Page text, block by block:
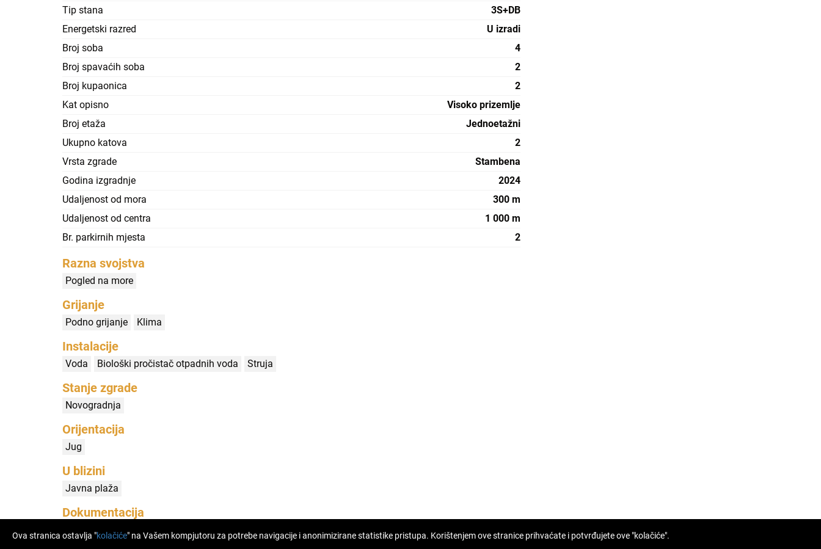
Tip stana
3S+DB
Energetski razred
U izradi
Broj soba
4
Broj spavaćih soba
2
Broj kupaonica
2
Kat opisno
Visoko prizemlje
Broj etaža
Jednoetažni
Ukupno katova
2
Vrsta zgrade
Stambena
Godina izgradnje
2024
Udaljenost od mora
300 m
Udaljenost od centra
1 000 m
Br. parkirnih mjesta
2
Razna svojstva
Pogled na more
Grijanje
Podno grijanje Klima
Instalacije
Voda Biološki pročistač otpadnih voda Struja
Stanje zgrade
Novogradnja
Orijentacija
Jug
U blizini
Javna plaža
Dokumentacija
Građevinska dozvola Vlasnički list
Ova stranica ostavlja "kolačiće" na Vašem kompjutoru za potrebe navigacije i anonimizirane statistike pristupa. Korištenjem ove stranice prihvaćate i potvrđujete ove "kolačiće".